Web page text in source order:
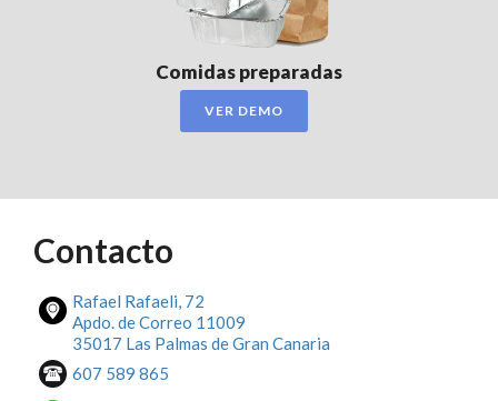
Comidas preparadas
VER DEMO
Contacto
Rafael Rafaeli, 72
Apdo. de Correo 11009
35017 Las Palmas de Gran Canaria
607 589 865